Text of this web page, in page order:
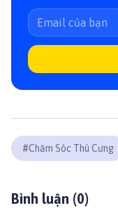
#Chăm Sóc Thú Cưng
Bình luận (0)